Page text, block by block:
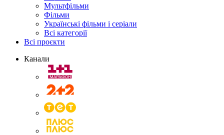
Мультфільми
Фільми
Українські фільми і серіали
Всі категорії
Всі проєкти
Канали